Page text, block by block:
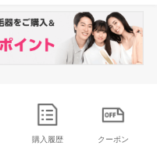
購入履歴 クーポン